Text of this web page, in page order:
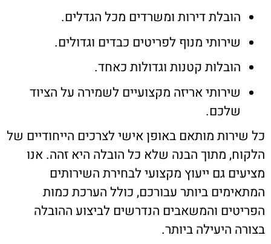
הובלת דירות ומשרדים מכל הגדלים.
שירותי מנוף לפריטים כבדים וגדולים.
הובלות קטנות וגדולות כאחד.
שירותי אריזה מקצועיים לשמירה על הציוד
שלכם.
כל שירות מותאם באופן אישי לצרכים הייחודיים של
הלקוח, מתוך הבנה שלא כל הובלה היא זהה. אנו
מציעים גם ייעוץ מקצועי לבחירת השירותים
המתאימים ביותר עבורכם, כולל הערכת כמות
הפריטים והמשאבים הנדרשים לביצוע ההובלה
בצורה היעילה ביותר.